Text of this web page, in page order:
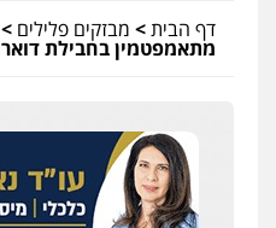
דף הבית> מבזקים פלילים >
מתאמפטמין בחבילת דואר